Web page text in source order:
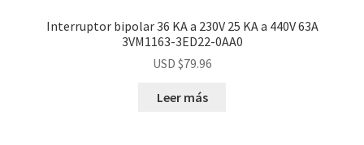
Interruptor bipolar 36 KA a 230V 25 KA a 440V 63A
3VM1163-3ED22-0AA0
USD $79.96
Leer más